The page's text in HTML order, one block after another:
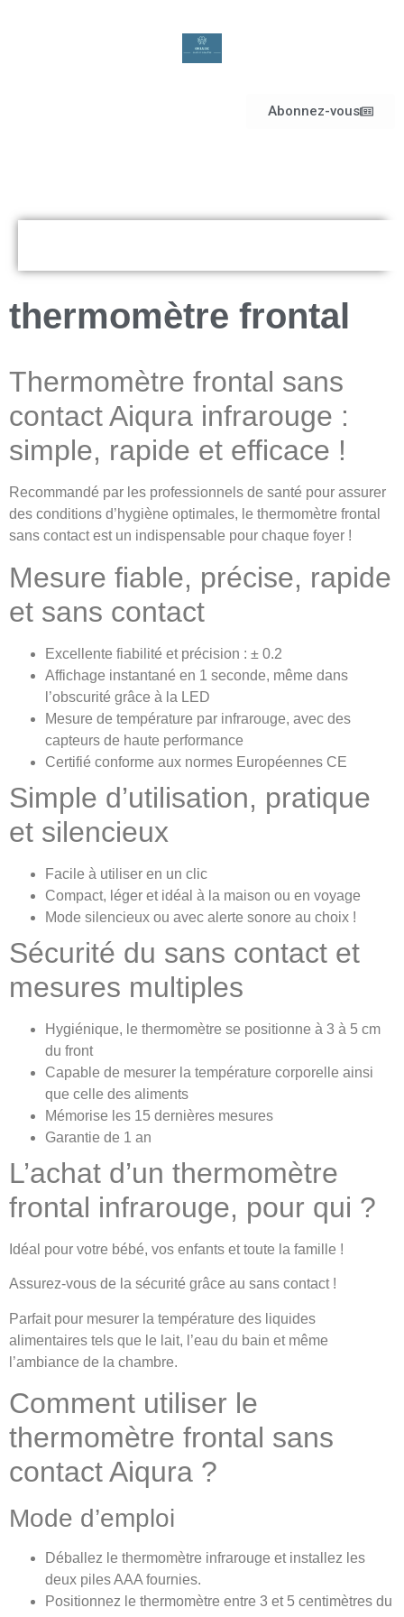
Abonnez-vous
thermomètre frontal
Thermomètre frontal sans
contact Aiqura infrarouge :
simple, rapide et efficace !
Recommandé par les professionnels de santé pour assurer
des conditions d’hygiène optimales, le thermomètre frontal
sans contact est un indispensable pour chaque foyer !
Mesure fiable, précise, rapide
et sans contact
Excellente fiabilité et précision : ± 0.2
Affichage instantané en 1 seconde, même dans
l’obscurité grâce à la LED
Mesure de température par infrarouge, avec des
capteurs de haute performance
Certifié conforme aux normes Européennes CE
Simple d’utilisation, pratique
et silencieux
Facile à utiliser en un clic
Compact, léger et idéal à la maison ou en voyage
Mode silencieux ou avec alerte sonore au choix !
Sécurité du sans contact et
mesures multiples
Hygiénique, le thermomètre se positionne à 3 à 5 cm
du front
Capable de mesurer la température corporelle ainsi
que celle des aliments
Mémorise les 15 dernières mesures
Garantie de 1 an
L’achat d’un thermomètre
frontal infrarouge, pour qui ?
Idéal pour votre bébé, vos enfants et toute la famille !
Assurez-vous de la sécurité grâce au sans contact !
Parfait pour mesurer la température des liquides
alimentaires tels que le lait, l’eau du bain et même
l’ambiance de la chambre.
Comment utiliser le
thermomètre frontal sans
contact Aiqura ?
Mode d’emploi
Déballez le thermomètre infrarouge et installez les
deux piles AAA fournies.
Positionnez le thermomètre entre 3 et 5 centimètres du